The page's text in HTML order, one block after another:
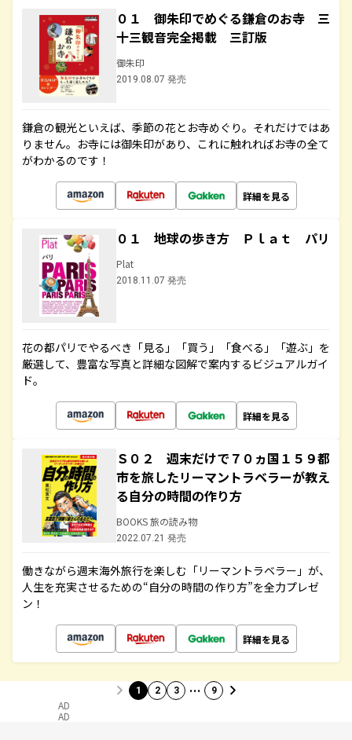
０１ 御朱印でめぐる鎌倉のお寺 三
十三観音完全掲載 三訂版
御朱印
2019.08.07 発売
鎌倉の観光といえば、季節の花とお寺めぐり。それだけではあ
りません。お寺には御朱印があり、これに触れればお寺の全て
がわかるのです！
詳細を見る
０１ 地球の歩き方 Ｐｌａｔ パリ
Plat
2018.11.07 発売
花の都パリでやるべき「見る」「買う」「食べる」「遊ぶ」を
厳選して、豊富な写真と詳細な図解で案内するビジュアルガイ
ド。
詳細を見る
Ｓ０２ 週末だけで７０ヵ国１５９都
市を旅したリーマントラベラーが教え
る自分の時間の作り方
BOOKS 旅の読み物
2022.07.21 発売
働きながら週末海外旅行を楽しむ「リーマントラベラー」が、
人生を充実させるための“自分の時間の作り方”を全力プレゼ
ン！
詳細を見る
1 2 3 … 9
AD
AD